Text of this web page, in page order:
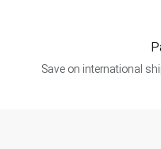
Save on international